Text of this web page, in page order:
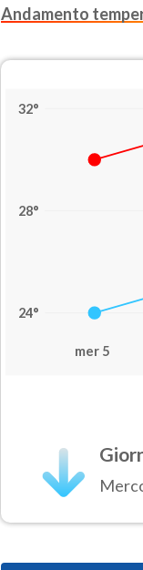
Andamento
32°
28°
24°
mer 5